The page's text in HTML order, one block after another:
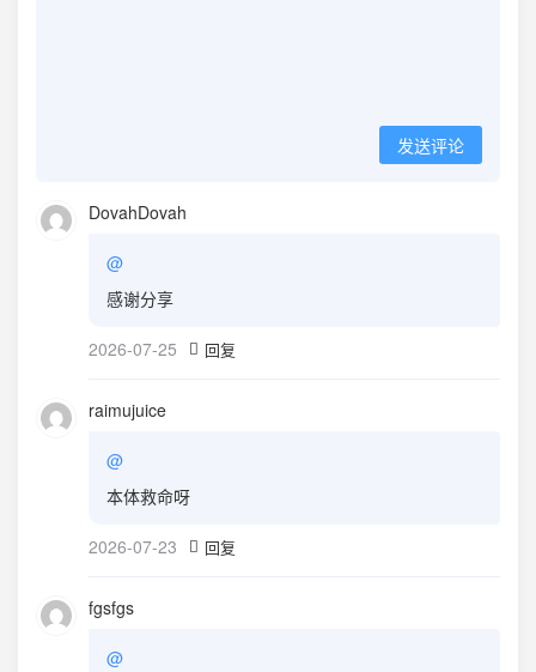
发送评论
DovahDovah
@
感谢分享
2026-07-25 回复
raimujuice
@
本体救命呀
2026-07-23 回复
fgsfgs
@